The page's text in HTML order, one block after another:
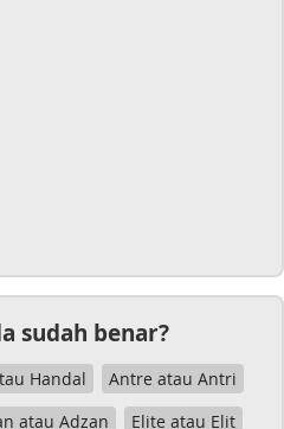
sudah benar?
Handal
Antre atau Antri
atau Adzan
Elite atau Elit